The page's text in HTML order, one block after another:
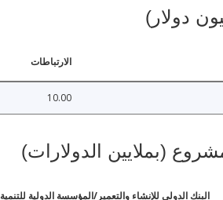
دولار)
الارتباطات
10.00
(بملايين الدولارات)
البنك الدولي للإنشاء والتعمير/المؤسسة الدولية للتنمية